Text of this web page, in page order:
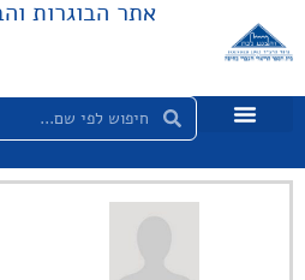
אתר הבוגרות